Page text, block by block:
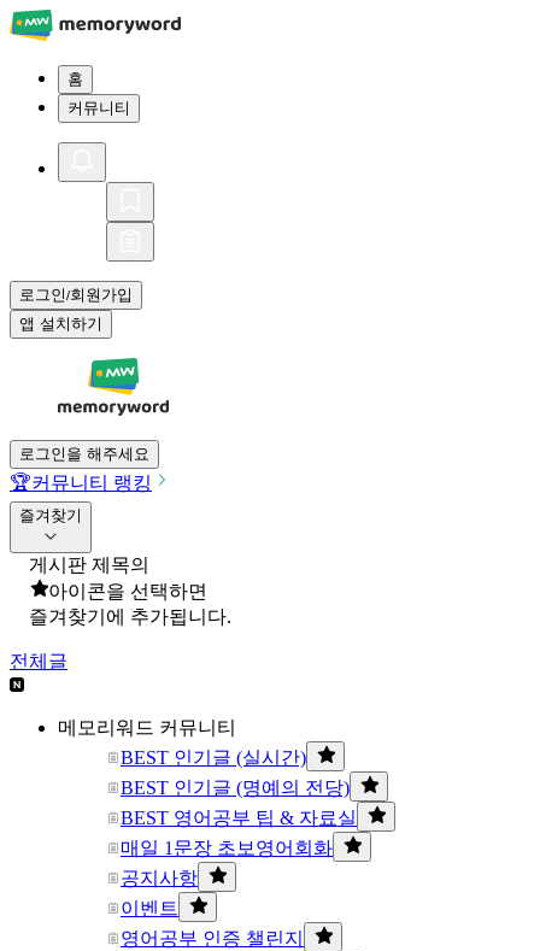
홈
커뮤니티
로그인/회원가입
앱 설치하기
로그인을 해주세요
🏆커뮤니티 랭킹
즐겨찾기
게시판 제목의
아이콘을 선택하면
즐겨찾기에 추가됩니다.
전체글
메모리워드 커뮤니티
BEST 인기글 (실시간)
BEST 인기글 (명예의 전당)
BEST 영어공부 팁 & 자료실
매일 1문장 초보영어회화
공지사항
이벤트
영어공부 인증 챌린지